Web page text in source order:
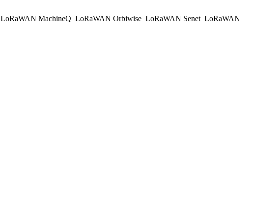
LoRaWAN MachineQ LoRaWAN Orbiwise LoRaWAN Senet LoRaWAN